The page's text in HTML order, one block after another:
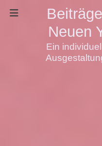
Neuen
Ein